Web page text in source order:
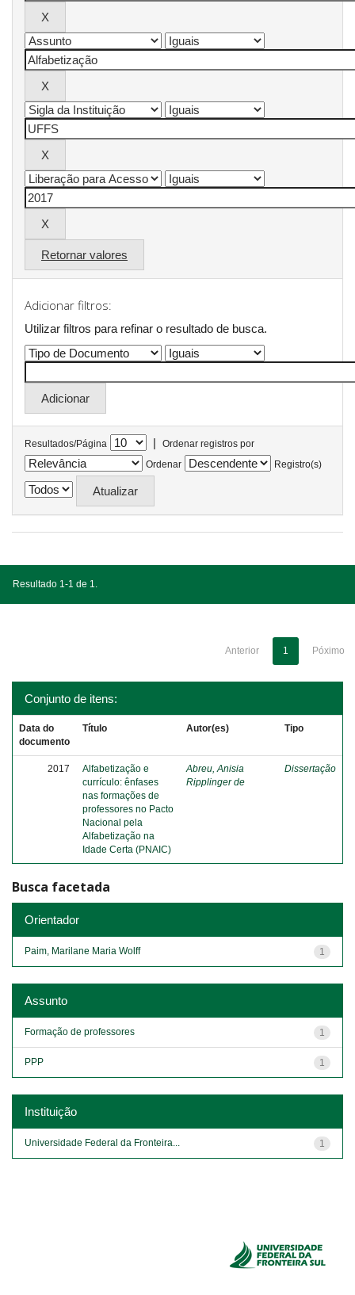
Retornar valores
Adicionar filtros:
Utilizar filtros para refinar o resultado de busca.
Resultados/Página |
Ordenar registros por
Ordenar
Registro(s)
Resultado 1-1 de 1.
Anterior 1 Póximo
Conjunto de itens:
Data do
documento
Título Autor(es) Tipo
2017
Alfabetização e
currículo: ênfases
nas formações de
professores no Pacto
Nacional pela
Alfabetização na
Idade Certa (PNAIC)
Abreu, Anisia
Ripplinger de
Dissertação
Busca facetada
Orientador
1
Paim, Marilane Maria Wolff
Assunto
1
Formação de professores
1
PPP
Instituição
1
Universidade Federal da Fronteira...